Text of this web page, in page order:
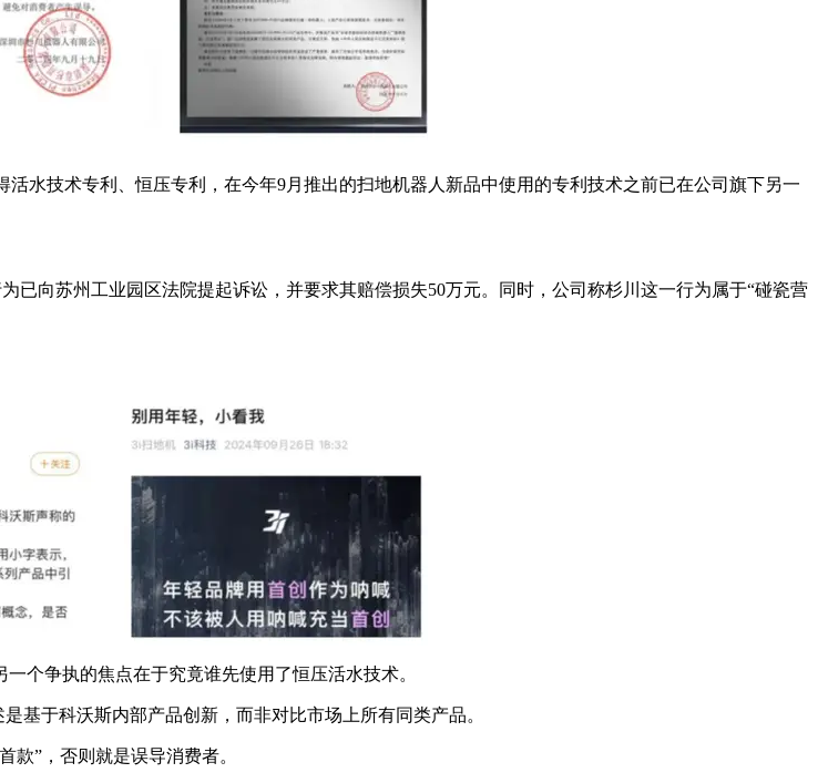
水技术专利、恒压专利，在今年9月推出的扫地机器人新品中使用的专利技术之前已在公司旗下另一
向苏州工业园区法院提起诉讼，并要求其赔偿损失50万元。同时，公司称杉川这一行为属于“碰瓷营
个争执的焦点在于究竟谁先使用了恒压活水技术。
基于科沃斯内部产品创新，而非对比市场上所有同类产品。
款”，否则就是误导消费者。